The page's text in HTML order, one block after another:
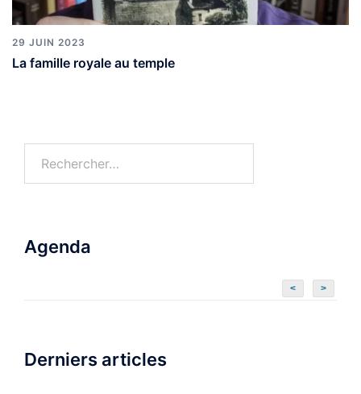
29 JUIN 2023
La famille royale au temple
Agenda
< >
Derniers articles